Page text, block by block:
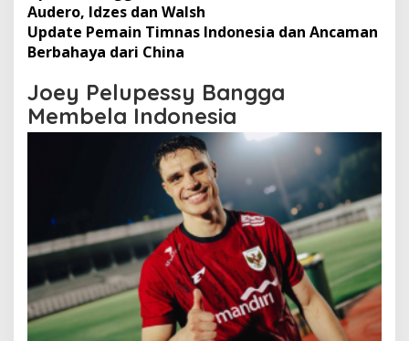
Audero, Idzes dan Walsh
Update Pemain Timnas Indonesia dan Ancaman
Berbahaya dari China
Joey Pelupessy Bangga
Membela Indonesia